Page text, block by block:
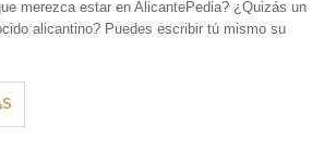
merezca estar en AlicantePedia? ¿Quizás un
alicantino? Puedes escribir tú mismo su